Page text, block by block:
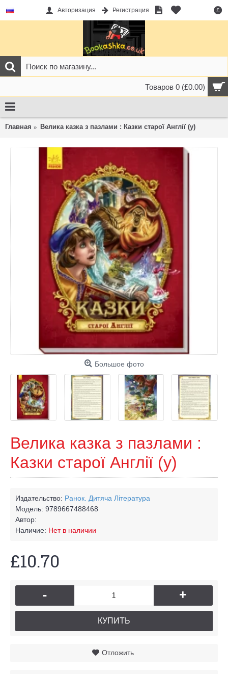
£
Авторизация Регистрация
Товаров 0 (£0.00)
Главная Велика казка з пазлами : Казки старої Англії (у)
Большое фото
Велика казка з пазлами :
Казки старої Англії (у)
Издательство: Ранок. Дитяча Лiтература
Модель: 9789667488468
Автор:
Наличие: Нет в наличии
£10.70
- +
КУПИТЬ
Отложить